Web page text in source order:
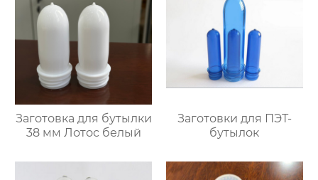
Заготовка для бутылки
38 мм Лотос белый
Заготовки для ПЭТ-
бутылок